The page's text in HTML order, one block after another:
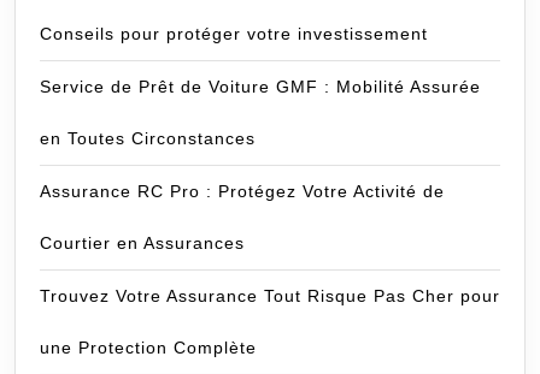
Conseils pour protéger votre investissement
Service de Prêt de Voiture GMF : Mobilité Assurée
en Toutes Circonstances
Assurance RC Pro : Protégez Votre Activité de
Courtier en Assurances
Trouvez Votre Assurance Tout Risque Pas Cher pour
une Protection Complète